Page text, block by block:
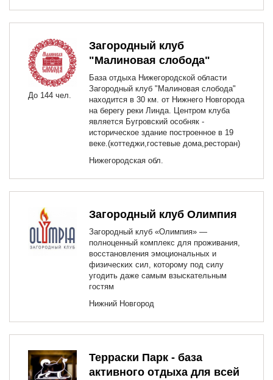
До 144 чел.
Загородный клуб
"Малиновая слобода"
База отдыха Нижегородской области
Загородный клуб "Малиновая слобода"
находится в 30 км. от Нижнего Новгорода
на берегу реки Линда. Центром клуба
является Бугровский особняк -
историческое здание построенное в 19
веке.(коттеджи,гостевые дома,ресторан)
Нижегородская обл.
Загородный клуб Олимпия
Загородный клуб «Олимпия» —
полноценный комплекс для проживания,
восстановления эмоциональных и
физических сил, которому под силу
угодить даже самым взыскательным
гостям
Нижний Новгород
Терраски Парк - база
активного отдыха для всей